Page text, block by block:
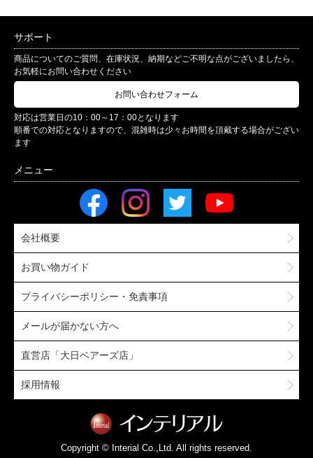
サポート
商品についてのご質問、在庫状況、納期などご不明な点がございましたら、
お気軽にお問い合わせください
お問い合わせフォーム
対応は営業日の10：00～17：00となります
順番での対応となりますので、混雑時は少々お時間を頂戴する場合がござい
ます
会社概要
お買い物ガイド
プライバシーポリシー・免責事項
メールが届かない方へ
直営店「大日ベアーズ店」
採用情報
Copyright © Interial Co.,Ltd. All rights reserved.